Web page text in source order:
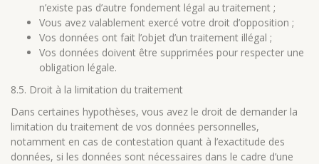
n’existe pas d’autre fondement légal au traitement ;
Vous avez valablement exercé votre droit d’opposition ;
Vos données ont fait l’objet d’un traitement illégal ;
Vos données doivent être supprimées pour respecter une
obligation légale.
8.5. Droit à la limitation du traitement
Dans certaines hypothèses, vous avez le droit de demander la
limitation du traitement de vos données personnelles,
notamment en cas de contestation quant à l’exactitude des
données, si les données sont nécessaires dans le cadre d’une